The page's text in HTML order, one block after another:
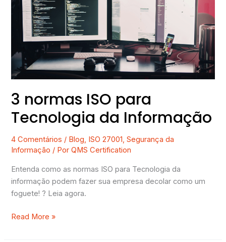
3 normas ISO para
Tecnologia da Informação
4 Comentários / Blog, ISO 27001,Segurança da
Informação / PorQMS Certification
Entenda como as normas ISO para Tecnologia da
informação podem fazer sua empresa decolar como um
foguete! ? Leia agora.
para
Tecnologia
Informação
Read More »